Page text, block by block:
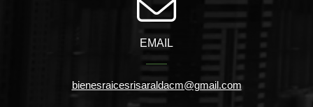
EMAIL
bienesraicesrisaraldacm@gmail.com